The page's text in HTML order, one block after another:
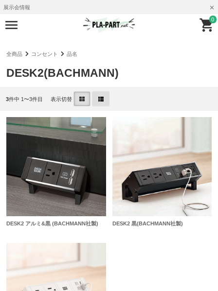
展示会情報
0
全商品 コンセント 品名
DESK2(BACHMANN)
3件中 1〜3件目 表示切替
DESK2 アルミ&黒 (BACHMANN社製) DESK2 黒(BACHMANN社製)